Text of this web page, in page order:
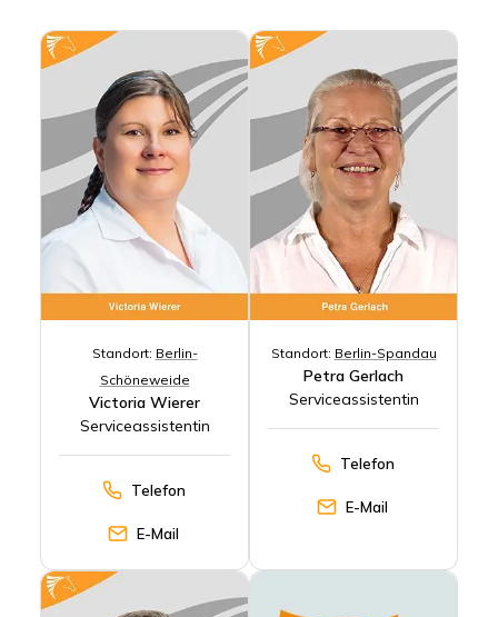
Standort: Berlin-
Schöneweide
Victoria Wierer
Serviceassistentin
Telefon
E-Mail
Standort: Berlin-Spandau
Petra Gerlach
Serviceassistentin
Telefon
E-Mail